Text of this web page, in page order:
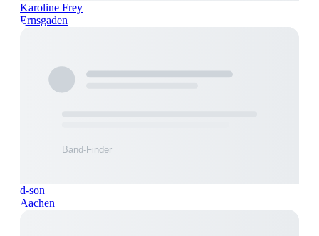
Karoline Frey
Ernsgaden
d-son
Aachen